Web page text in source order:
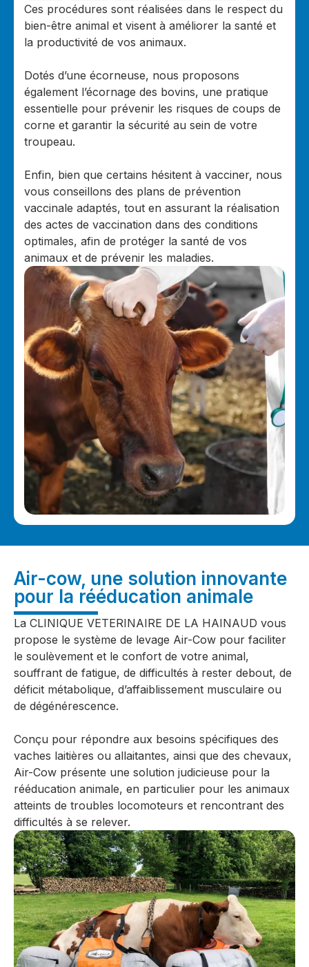
Ces procédures sont réalisées dans le respect du
bien-être animal et visent à améliorer la santé et
la productivité de vos animaux.
Dotés d’une écorneuse, nous proposons
également l’écornage des bovins, une pratique
essentielle pour prévenir les risques de coups de
corne et garantir la sécurité au sein de votre
troupeau.
Enfin, bien que certains hésitent à vacciner, nous
vous conseillons des plans de prévention
vaccinale adaptés, tout en assurant la réalisation
des actes de vaccination dans des conditions
optimales, afin de protéger la santé de vos
animaux et de prévenir les maladies.
Air-cow, une solution innovante
pour la rééducation animale
La CLINIQUE VETERINAIRE DE LA HAINAUD vous
propose le système de levage Air-Cow pour faciliter
le soulèvement et le confort de votre animal,
souffrant de fatigue, de difficultés à rester debout, de
déficit métabolique, d’affaiblissement musculaire ou
de dégénérescence.
Conçu pour répondre aux besoins spécifiques des
vaches laitières ou allaitantes, ainsi que des chevaux,
Air-Cow présente une solution judicieuse pour la
rééducation animale, en particulier pour les animaux
atteints de troubles locomoteurs et rencontrant des
difficultés à se relever.